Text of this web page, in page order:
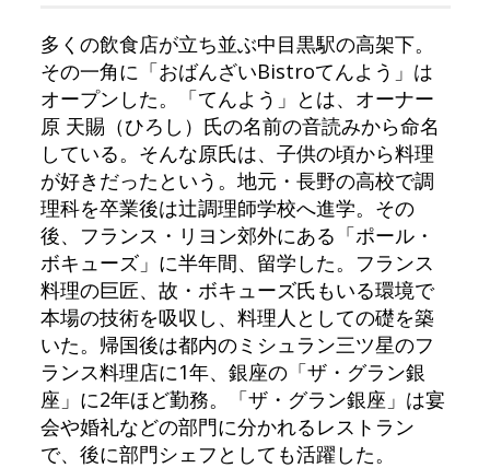
多くの飲食店が立ち並ぶ中目黒駅の高架下。
その一角に「おばんざいBistroてんよう」は
オープンした。「てんよう」とは、オーナー
原 天賜（ひろし）氏の名前の音読みから命名
している。そんな原氏は、子供の頃から料理
が好きだったという。地元・長野の高校で調
理科を卒業後は辻調理師学校へ進学。その
後、フランス・リヨン郊外にある「ポール・
ボキューズ」に半年間、留学した。フランス
料理の巨匠、故・ボキューズ氏もいる環境で
本場の技術を吸収し、料理人としての礎を築
いた。帰国後は都内のミシュラン三ツ星のフ
ランス料理店に1年、銀座の「ザ・グラン銀
座」に2年ほど勤務。「ザ・グラン銀座」は宴
会や婚礼などの部門に分かれるレストラン
で、後に部門シェフとしても活躍した。